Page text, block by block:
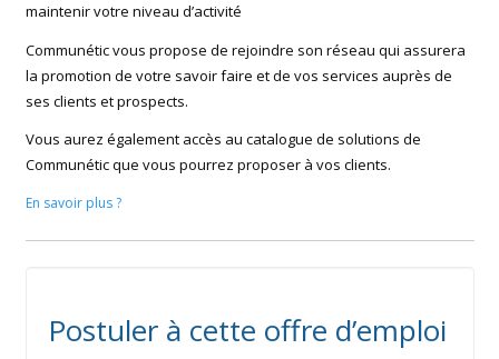
maintenir votre niveau d’activité
Communétic vous propose de rejoindre son réseau qui assurera
la promotion de votre savoir faire et de vos services auprès de
ses clients et prospects.
Vous aurez également accès au catalogue de solutions de
Communétic que vous pourrez proposer à vos clients.
En savoir plus ?
Postuler à cette offre d’emploi